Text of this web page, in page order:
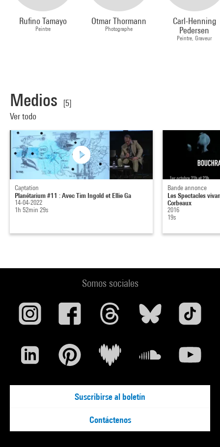
Rufino Tamayo
Peintre
Otmar Thormann
Photographe
Carl-Henning
Pedersen
Peintre, Graveur
Medios
[5]
Ver todo
Captation
Planétarium #11 : Avec Tim Ingold et Ellie Ga
14-04-2022
1h 52min 29s
Bande annonce
Les Spectacles
Corbeaux
2016
19s
Somos sociales
Suscribirse al boletín
Contáctenos